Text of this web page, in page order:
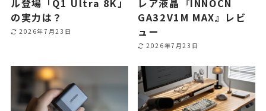
の実力は？
2026年7月23日
GA32V1M MAX』レビ
ュー
2026年7月23日